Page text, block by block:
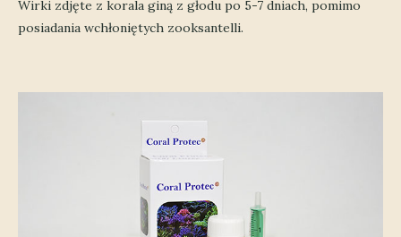
Wirki zdjęte z korala giną z głodu po 5-7 dniach, pomimo
posiadania wchłoniętych zooksantelli.